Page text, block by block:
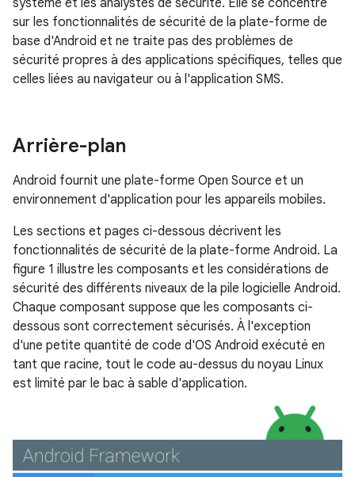
système et les analystes de sécurité. Elle se concentre
sur les fonctionnalités de sécurité de la plate-forme de
base d'Android et ne traite pas des problèmes de
sécurité propres à des applications spécifiques, telles que
celles liées au navigateur ou à l'application SMS.
Arrière-plan
Android fournit une plate-forme Open Source et un
environnement d'application pour les appareils mobiles.
Les sections et pages ci-dessous décrivent les
fonctionnalités de sécurité de la plate-forme Android. La
figure 1 illustre les composants et les considérations de
sécurité des différents niveaux de la pile logicielle Android.
Chaque composant suppose que les composants ci-
dessous sont correctement sécurisés. À l'exception
d'une petite quantité de code d'OS Android exécuté en
tant que racine, tout le code au-dessus du noyau Linux
est limité par le bac à sable d'application.